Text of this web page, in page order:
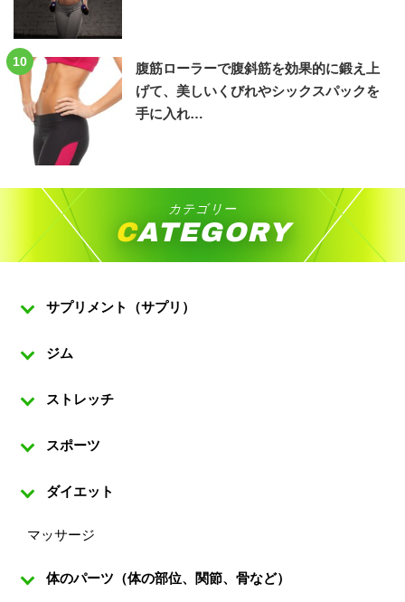
10
腹筋ローラーで腹斜筋を効果的に鍛え上
げて、美しいくびれやシックスパックを
手に入れ…
カテゴリー
CATEGORY
サプリメント（サプリ）
ジム
ストレッチ
スポーツ
ダイエット
マッサージ
体のパーツ（体の部位、関節、骨など）